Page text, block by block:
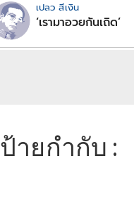
เปลว สีเงิน
‘เรามาอวยกันเถิด’
ป้ายกำกับ :